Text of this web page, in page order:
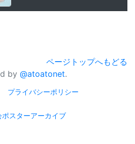
ページトップへもどる
by @atoatonet.
プライバシーポリシー
ポスターアーカイブ